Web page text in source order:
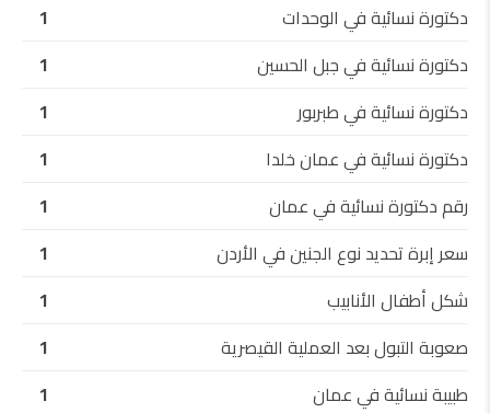
دكتورة نسائية في الوحدات
1
دكتورة نسائية في جبل الحسين
1
دكتورة نسائية في طبربور
1
دكتورة نسائية في عمان خلدا
1
رقم دكتورة نسائية في عمان
1
سعر إبرة تحديد نوع الجنين في الأردن
1
شكل أطفال الأنابيب
1
صعوبة التبول بعد العملية القيصرية
1
طبيبة نسائية في عمان
1